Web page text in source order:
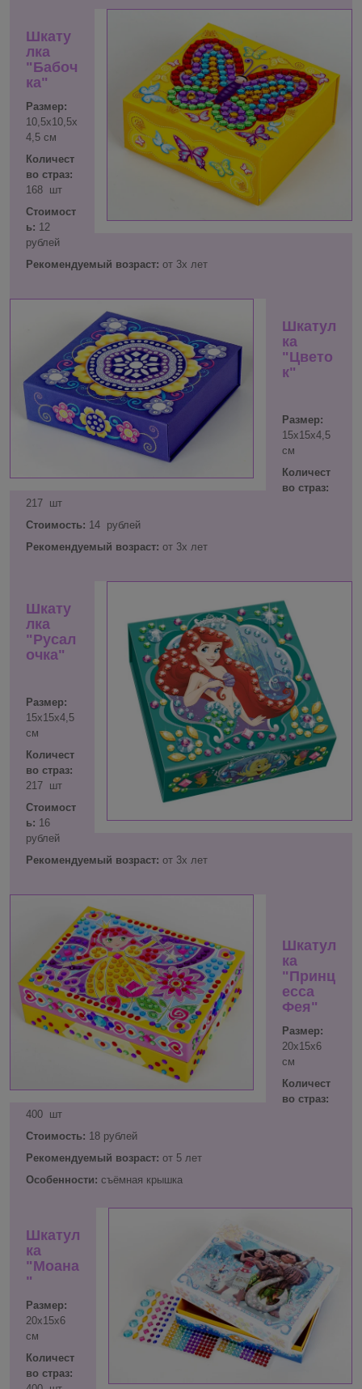
Шкату
лка
"Бабоч
ка"
Размер:
10,5х10,5х
4,5 см
Количест
во страз:
168 шт
Стоимост
ь: 12
рублей
Рекомендуемый возраст: от 3х лет
Шкатул
ка
"Цвето
к"
Размер:
15х15х4,5
см
Количест
во страз:
217 шт
Стоимость: 14 рублей
Рекомендуемый возраст: от 3х лет
Шкату
лка
"Русал
очка"
Размер:
15х15х4,5
см
Количест
во страз:
217 шт
Стоимост
ь: 16
рублей
Рекомендуемый возраст: от 3х лет
Шкатул
ка
"Принц
есса
Фея"
Размер:
20х15х6
см
Количест
во страз:
400 шт
Стоимость: 18 рублей
Рекомендуемый возраст: от 5 лет
Особенности: съёмная крышка
Шкатул
ка
"Моана
"
Размер:
20х15х6
см
Количест
во страз: